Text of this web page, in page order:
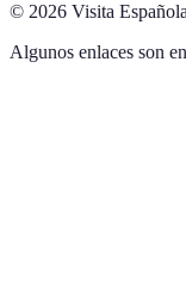
© 2026 Visita Española
Algunos enlaces son